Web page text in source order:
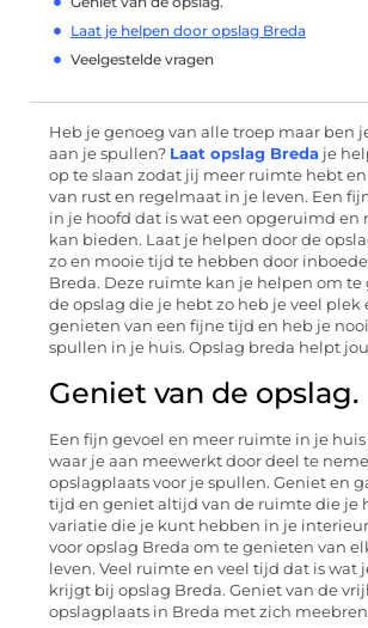
Laat je helpen door opslag Breda
Veelgestelde vragen
Heb je genoeg van alle troep maar ben
aan je spullen? Laat opslag Breda je
op te slaan zodat jij meer ruimte hebt
van rust en regelmaat in je leven. Een
in je hoofd dat is wat een opgeruimd en
kan bieden. Laat je helpen door de
zo en mooie tijd te hebben door
Breda. Deze ruimte kan je helpen om te
de opslag die je hebt zo heb je veel plek
genieten van een fijne tijd en heb je
spullen in je huis. Opslag breda helpt
Geniet van de opslag.
Een fijn gevoel en meer ruimte in je
waar je aan meewerkt door deel te
opslagplaats voor je spullen. Geniet en
tijd en geniet altijd van de ruimte die je
variatie die je kunt hebben in je interieur
voor opslag Breda om te genieten van
leven. Veel ruimte en veel tijd dat is wat
krijgt bij opslag Breda. Geniet van de
opslagplaats in Breda met zich